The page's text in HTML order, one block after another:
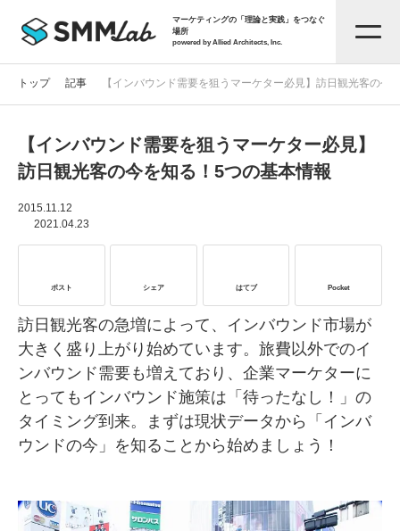
マーケティングの「理論と実践」をつなぐ
場所
powered by Allied Architects, Inc.
記事一覧
お役立ち資料
サービス資料
SMMLabについて
トップ 記事 【インバウンド需要を狙うマーケター必見】訪日観光客の今
【インバウンド需要を狙うマーケター必見】
訪日観光客の今を知る！5つの基本情報
2015.11.12
2021.04.23
ポスト シェア はてブ Pocket
訪日観光客の急増によって、インバウンド市場が
大きく盛り上がり始めています。旅費以外でのイ
ンバウンド需要も増えており、企業マーケターに
とってもインバウンド施策は「待ったなし！」の
タイミング到来。まずは現状データから「インバ
ウンドの今」を知ることから始めましょう！